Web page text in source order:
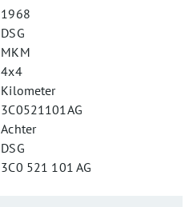
1968
DSG
MKM
4x4
Kilometer
3C0521101AG
Achter
DSG
3C0 521 101 AG